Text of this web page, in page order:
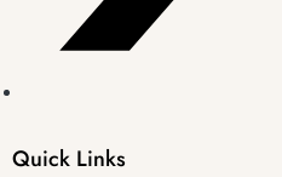
Quick Links